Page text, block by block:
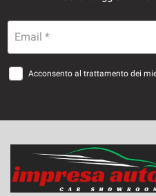
321€/mese
48 Mesi
36 Mesi
Email *
Acconsento al trattamento dei